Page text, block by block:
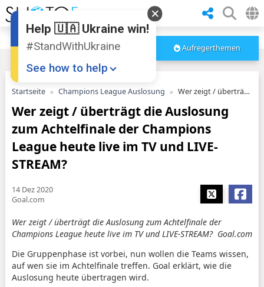
Aufregerthemen
Startseite Champions League Auslosung Wer zeigt / überträgt die Auslosung zum Achtelfinale der Champions League heute live im TV und LIVE-STREAM?
Wer zeigt / überträgt die Auslosung
zum Achtelfinale der Champions
League heute live im TV und LIVE-
STREAM?
14 Dez 2020
Goal.com
Wer zeigt / überträgt die Auslosung zum Achtelfinale der
Champions League heute live im TV und LIVE-STREAM? Goal.com
Die Gruppenphase ist vorbei, nun wollen die Teams wissen,
auf wen sie im Achtelfinale treffen. Goal erklärt, wie die
Auslosung heute übertragen wird.
Help 🇺🇦 Ukraine win!
#StandWithUkraine
See how to help
Support Ukraine
Share this widget
📌